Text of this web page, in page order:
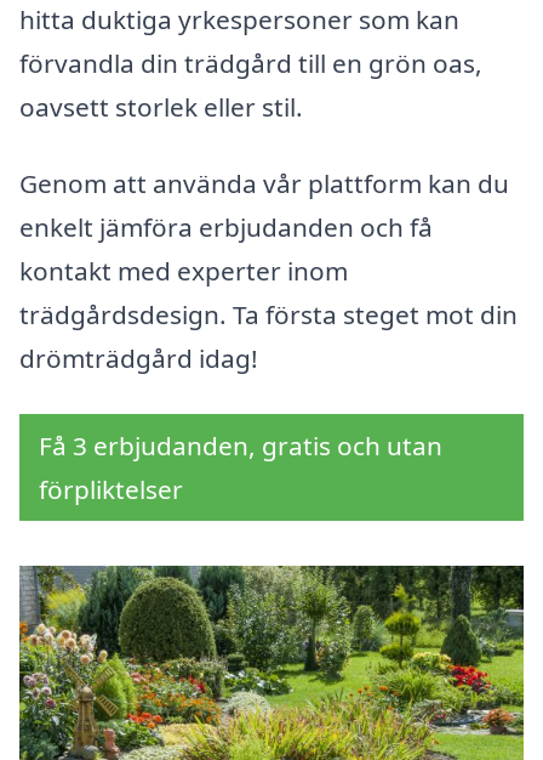
hitta duktiga yrkespersoner som kan
förvandla din trädgård till en grön oas,
oavsett storlek eller stil.
Genom att använda vår plattform kan du
enkelt jämföra erbjudanden och få
kontakt med experter inom
trädgårdsdesign. Ta första steget mot din
drömträdgård idag!
Få 3 erbjudanden, gratis och utan
förpliktelser